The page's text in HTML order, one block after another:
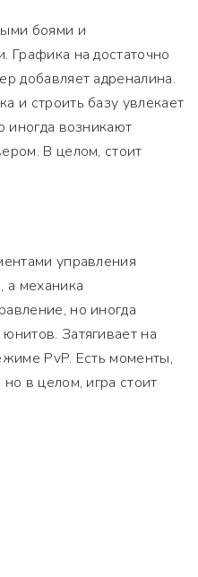
боями и
Графика на достаточно
добавляет адреналина.
и строить базу увлекает
иногда возникают
В целом, стоит
управления
а механика
но иногда
Затягивает на
PvP. Есть моменты,
в целом, игра стоит